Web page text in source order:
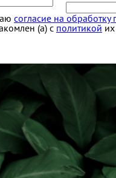
согласие на
(а) с политикой